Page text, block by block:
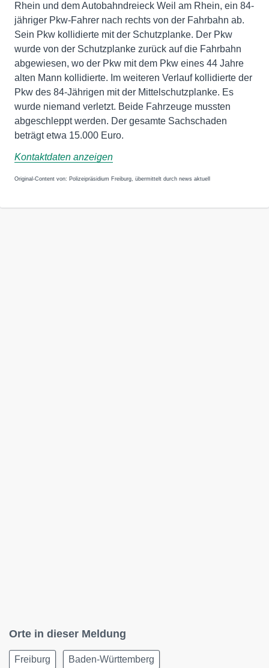
Rhein und dem Autobahndreieck Weil am Rhein, ein 84-
jähriger Pkw-Fahrer nach rechts von der Fahrbahn ab.
Sein Pkw kollidierte mit der Schutzplanke. Der Pkw
wurde von der Schutzplanke zurück auf die Fahrbahn
abgewiesen, wo der Pkw mit dem Pkw eines 44 Jahre
alten Mann kollidierte. Im weiteren Verlauf kollidierte der
Pkw des 84-Jährigen mit der Mittelschutzplanke. Es
wurde niemand verletzt. Beide Fahrzeuge mussten
abgeschleppt werden. Der gesamte Sachschaden
beträgt etwa 15.000 Euro.
Kontaktdaten anzeigen
Original-Content von: Polizeipräsidium Freiburg, übermittelt durch news aktuell
Orte in dieser Meldung
Freiburg Baden-Württemberg